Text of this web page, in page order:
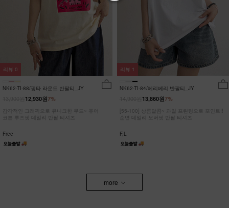
NK62-TI-88/핑타 라운드 반팔티_JY
7%
12,930원
감각적인 그래픽으로 유니크한 무드~ 퓨어
코튼 루즈핏 데일리 반팔 티셔츠
Free
리뷰 0
NK62-TI-84/베리베리 반팔티_JY
7%
13,860원
[55-100] 상큼달콤~ 과일 프린팅으로 포인트!!
순면 데일리 오버핏 반팔 티셔츠
F,L
리뷰 1
more